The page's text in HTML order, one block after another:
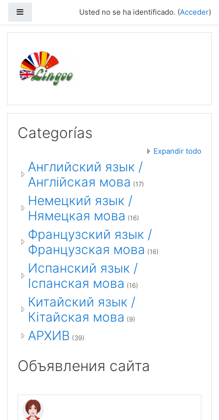
Usted no se ha identificado. (Acceder)
Categorías
Expandir todo
Английский язык /
Англійская мова (17)
Немецкий язык /
Нямецкая мова (16)
Французский язык /
Французская мова (16)
Испанский язык /
Іспанская мова (16)
Китайский язык /
Кітайская мова (9)
АРХИВ (39)
Объявления сайта